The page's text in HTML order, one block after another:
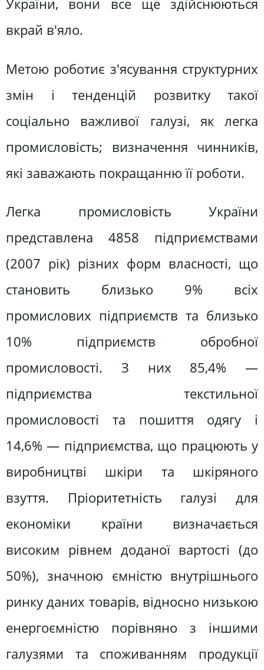
України, вони все ще здійснюються
вкрай в'яло.
Метою роботиє з'ясування структурних
змін і тенденцій розвитку такої
соціально важливої галузі, як легка
промисловість; визначення чинників,
які заважають покращанню її роботи.
Легка промисловість України
представлена 4858 підприємствами
(2007 рік) різних форм власності, що
становить близько 9% всіх
промислових підприємств та близько
10% підприємств обробної
промисловості. З них 85,4% —
підприємства текстильної
промисловості та пошиття одягу і
14,6% — підприємства, що працюють у
виробництві шкіри та шкіряного
взуття. Пріоритетність галузі для
економіки країни визначається
високим рівнем доданої вартості (до
50%), значною ємністю внутрішнього
ринку даних товарів, відносно низькою
енергоємністю порівняно з іншими
галузями та споживанням продукції